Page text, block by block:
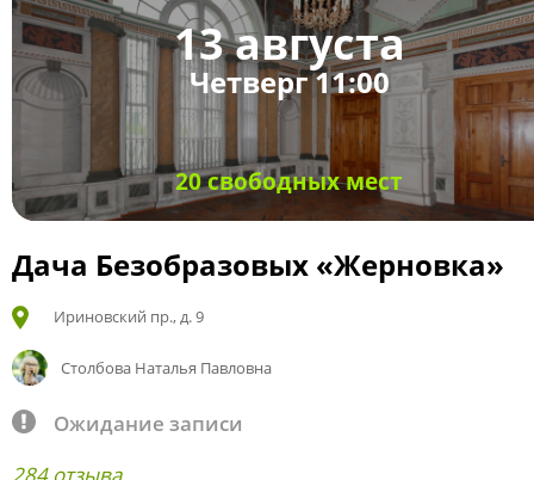
13 августа
Четверг 11:00
20 свободных мест
Дача Безобразовых «Жерновка»
Ириновский пр., д. 9
Столбова Наталья Павловна
Ожидание записи